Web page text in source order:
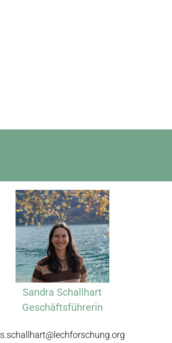
Sandra Schallhart
Geschäftsführerin
s.schallhart@lechforschung.org